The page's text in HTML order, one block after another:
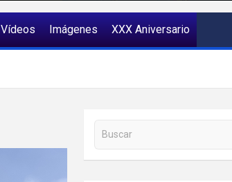
Vídeos Imágenes XXX Aniversario
Buscar en la web